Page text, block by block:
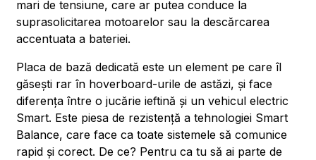
mari de tensiune, care ar putea conduce la
suprasolicitarea motoarelor sau la descărcarea
accentuata a bateriei.
Placa de bază dedicată este un element pe care îl
găsești rar în hoverboard-urile de astăzi, și face
diferența între o jucărie ieftină și un vehicul electric
Smart. Este piesa de rezistență a tehnologiei Smart
Balance, care face ca toate sistemele să comunice
rapid și corect. De ce? Pentru ca tu să ai parte de